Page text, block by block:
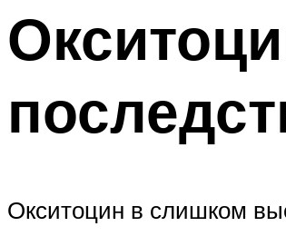
Окситоцин в слишком